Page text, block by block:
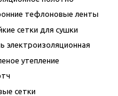
тефлоновые ленты
сетки для сушки
электроизоляционная
утепление
сетки